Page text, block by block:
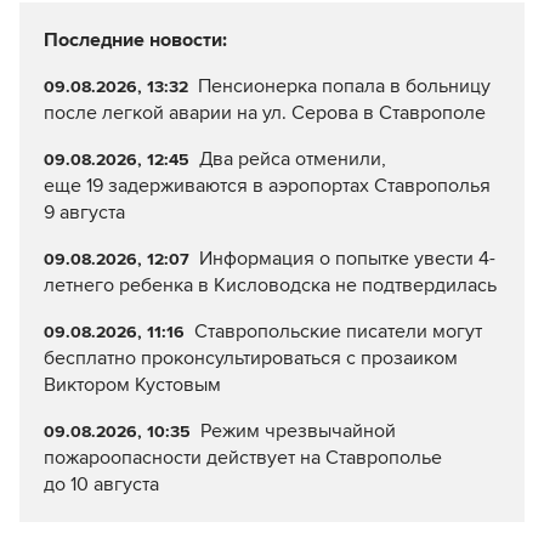
Последние новости:
09.08.2026, 13:32 Пенсионерка попала в больницу
после легкой аварии на ул. Серова в Ставрополе
09.08.2026, 12:45 Два рейса отменили,
еще 19 задерживаются в аэропортах Ставрополья
9 августа
09.08.2026, 12:07 Информация о попытке увести 4-
летнего ребенка в Кисловодска не подтвердилась
09.08.2026, 11:16 Ставропольские писатели могут
бесплатно проконсультироваться с прозаиком
Виктором Кустовым
09.08.2026, 10:35 Режим чрезвычайной
пожароопасности действует на Ставрополье
до 10 августа